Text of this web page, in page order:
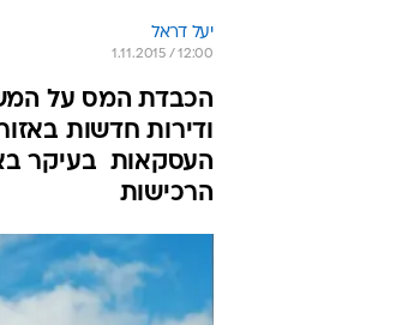
יעל דראל
1.11.2015 / 12:00
הכבדת המס על
העסקאות  בעיקר
הרכישות